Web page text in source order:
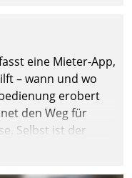
eine Mieter-App,
– wann und wo
erobert
den Weg für
Selbst ist der